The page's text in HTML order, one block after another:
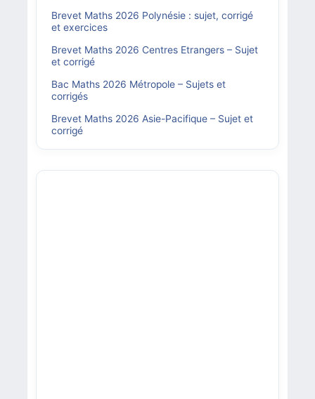
Brevet Maths 2026 Polynésie : sujet, corrigé
et exercices
Brevet Maths 2026 Centres Etrangers – Sujet
et corrigé
Bac Maths 2026 Métropole – Sujets et
corrigés
Brevet Maths 2026 Asie-Pacifique – Sujet et
corrigé